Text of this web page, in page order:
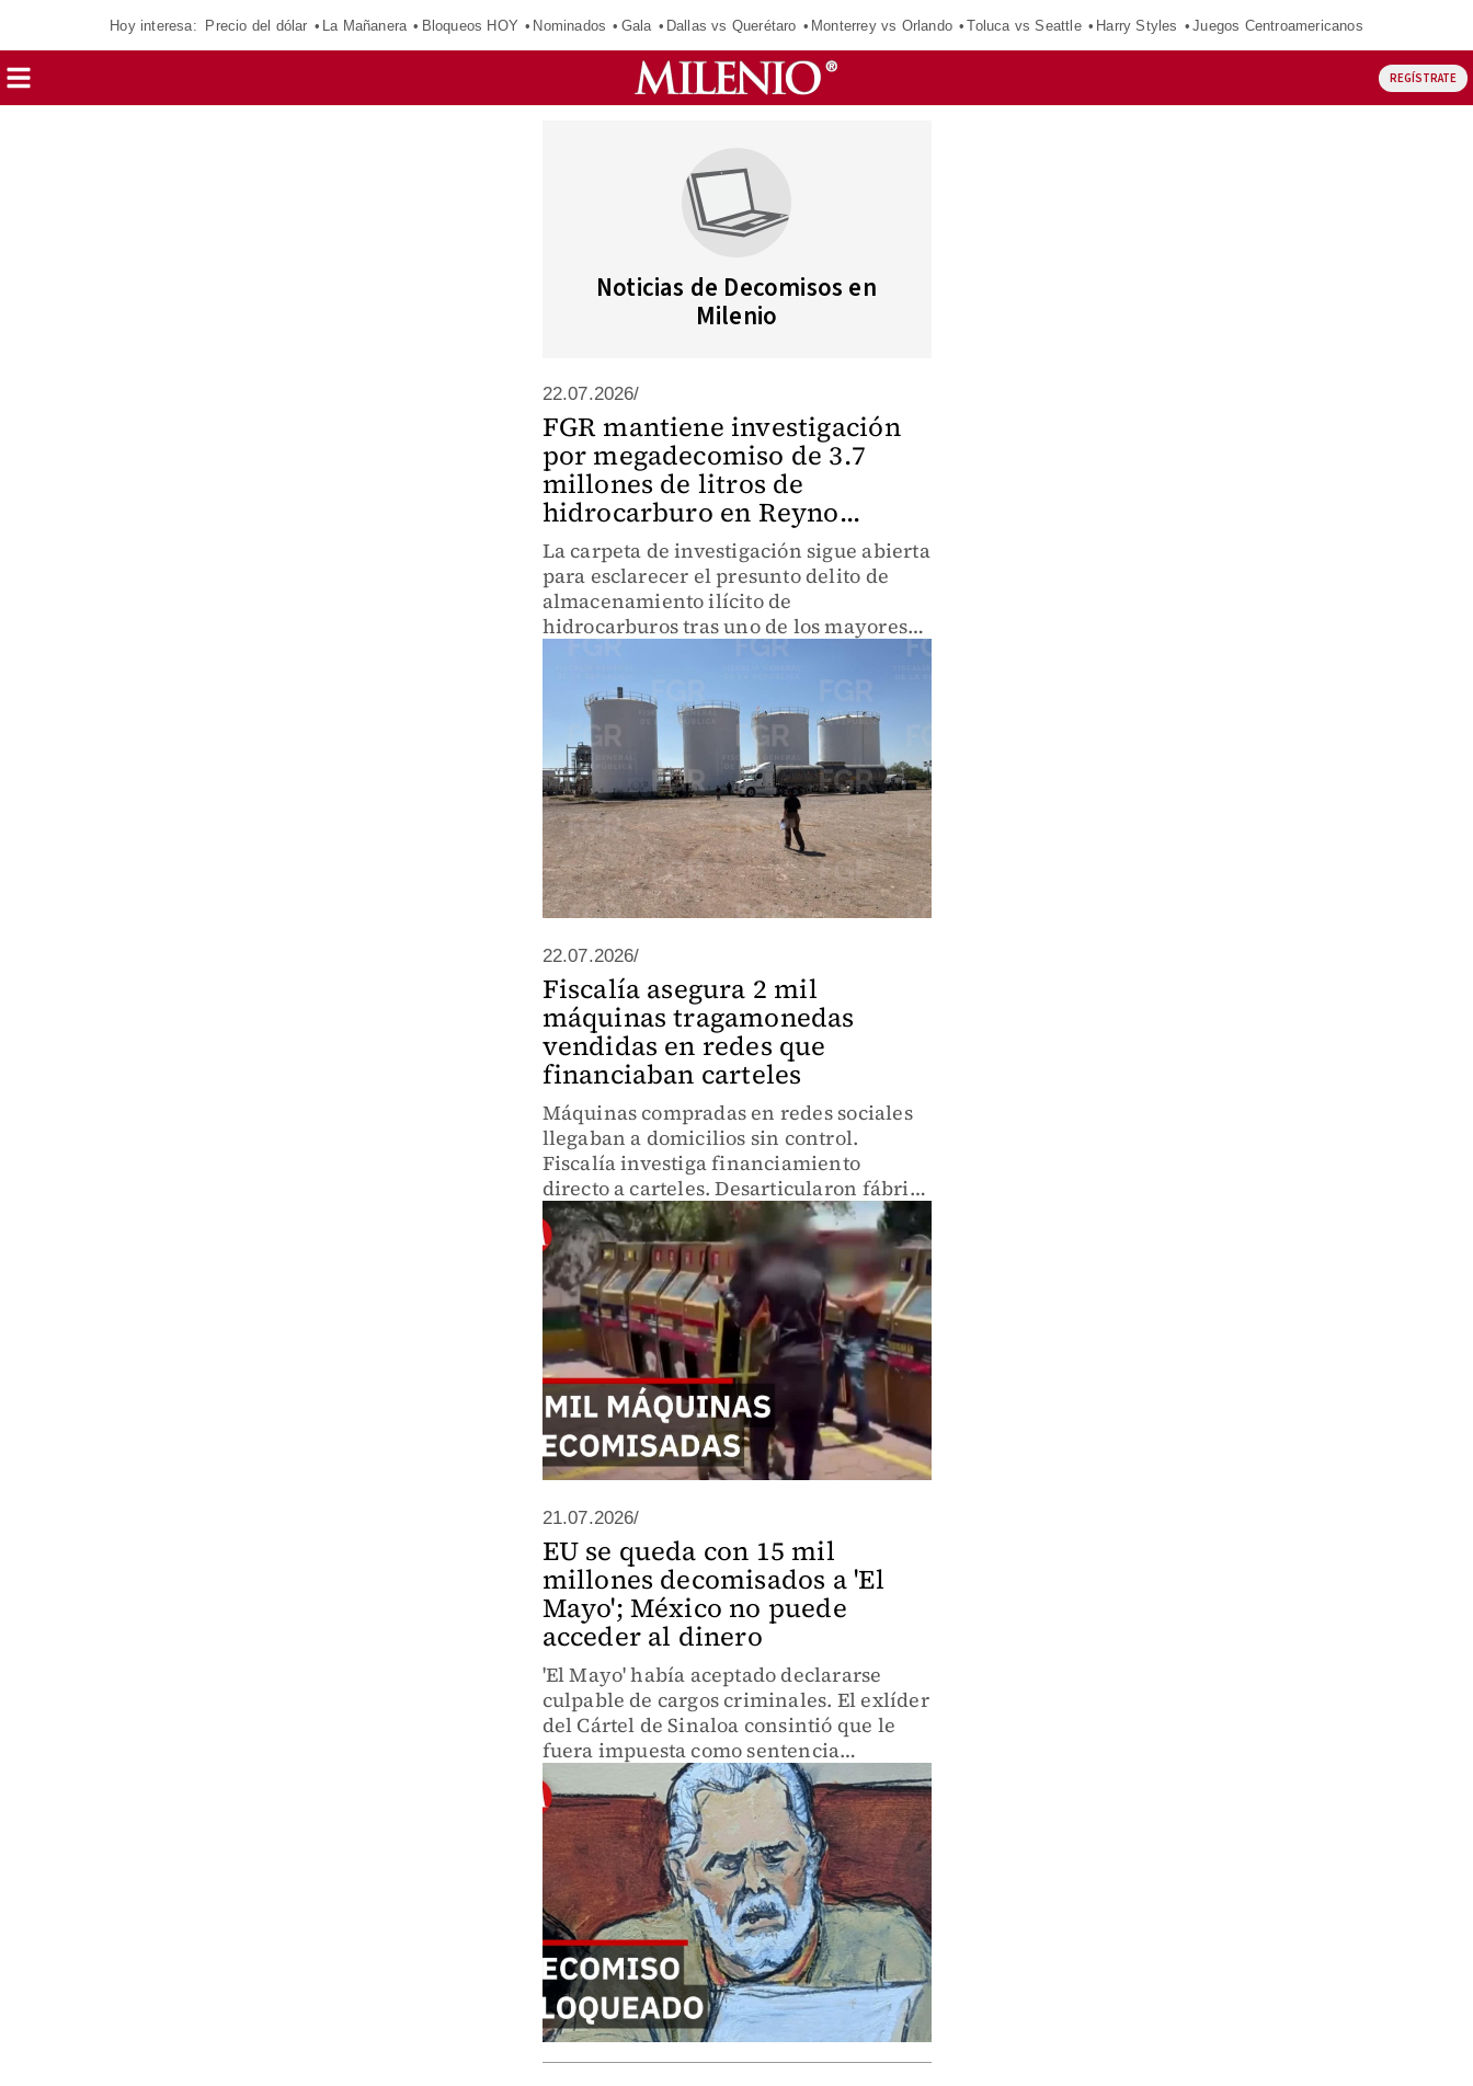
Hoy interesa: Precio del dólar La Mañanera Bloqueos HOY Nominados Gala Dallas vs Querétaro Monterrey vs Orlando Toluca vs Seattle Harry Styles Juegos Centroamericanos
REGÍSTRATE
Noticias de Decomisos en
Milenio
22.07.2026/
FGR mantiene investigación
por megadecomiso de 3.7
millones de litros de
hidrocarburo en Reyno...
La carpeta de investigación sigue abierta
para esclarecer el presunto delito de
almacenamiento ilícito de
hidrocarburos tras uno de los mayores
aseguramientos registrados en
22.07.2026/
Fiscalía asegura 2 mil
máquinas tragamonedas
vendidas en redes que
financiaban carteles
Máquinas compradas en redes sociales
llegaban a domicilios sin control.
Fiscalía investiga financiamiento
directo a carteles. Desarticularon fábrica
en Tultitlán. Símbolos en equipos
revelan conexiones delictivas operando
a la vista.
21.07.2026/
EU se queda con 15 mil
millones decomisados a 'El
Mayo'; México no puede
acceder al dinero
'El Mayo' había aceptado declararse
culpable de cargos criminales. El exlíder
del Cártel de Sinaloa consintió que le
fuera impuesta como sentencia
adicional el decomiso de 15 mil millones
de dólares.